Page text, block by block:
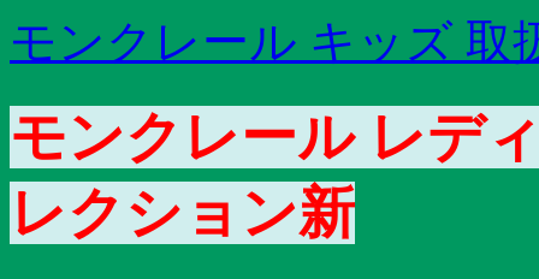
モンクレール キッズ 取
モンクレール レデ
レクション新